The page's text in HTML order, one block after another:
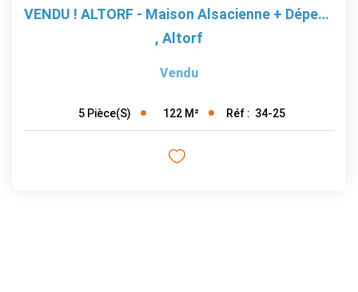
VENDU ! ALTORF - Maison Alsacienne + Dépendances Sur 4 Ares...
, Altorf
Vendu
5 Pièce(s) 122 M² Réf : 34-25